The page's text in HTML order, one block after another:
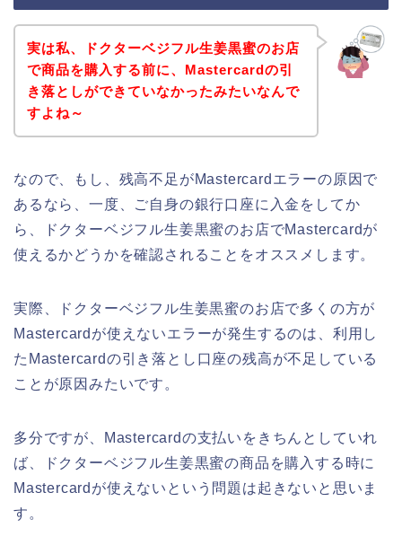
実は私、ドクターベジフル生姜黒蜜のお店
で商品を購入する前に、Mastercardの引
き落としができていなかったみたいなんで
すよね～
なので、もし、残高不足がMastercardエラーの原因で
あるなら、一度、ご自身の銀行口座に入金をしてか
ら、ドクターベジフル生姜黒蜜のお店でMastercardが
使えるかどうかを確認されることをオススメします。
実際、ドクターベジフル生姜黒蜜のお店で多くの方が
Mastercardが使えないエラーが発生するのは、利用し
たMastercardの引き落とし口座の残高が不足している
ことが原因みたいです。
多分ですが、Mastercardの支払いをきちんとしていれ
ば、ドクターベジフル生姜黒蜜の商品を購入する時に
Mastercardが使えないという問題は起きないと思いま
す。